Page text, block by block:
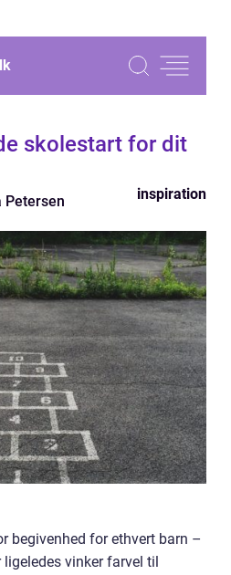
skolestart for dit
Petersen inspiration
begivenhed for ethvert barn –
vinker farvel til